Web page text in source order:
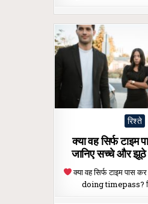
Posted
रिश्ते
क्या वह सिर्फ टाइम
जानिए सच्चे और झूठे
क्या वह सिर्फ टाइम पास
doing timepass?